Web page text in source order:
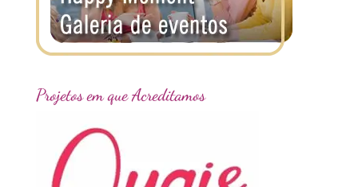
Projetos em que Acreditamos